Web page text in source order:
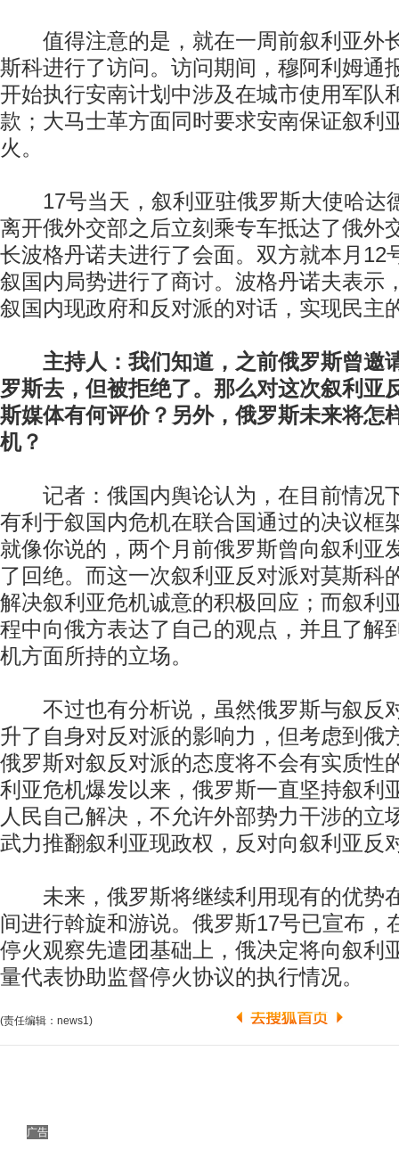
值得注意的是，就在一周前叙利亚外
斯科进行了访问。访问期间，穆阿利姆通
开始执行安南计划中涉及在城市使用军队
款；大马士革方面同时要求安南保证叙利
火。
17号当天，叙利亚驻俄罗斯大使哈达
离开俄外交部之后立刻乘专车抵达了俄外
长波格丹诺夫进行了会面。双方就本月12
叙国内局势进行了商讨。波格丹诺夫表示
叙国内现政府和反对派的对话，实现民主
主持人：我们知道，之前俄罗斯曾邀
罗斯去，但被拒绝了。那么对这次叙利亚
斯媒体有何评价？另外，俄罗斯未来将怎
机？
记者：俄国内舆论认为，在目前情况
有利于叙国内危机在联合国通过的决议框
就像你说的，两个月前俄罗斯曾向叙利亚
了回绝。而这一次叙利亚反对派对莫斯科
解决叙利亚危机诚意的积极回应；而叙利
程中向俄方表达了自己的观点，并且了解
机方面所持的立场。
不过也有分析说，虽然俄罗斯与叙反
升了自身对反对派的影响力，但考虑到俄
俄罗斯对叙反对派的态度将不会有实质性
利亚危机爆发以来，俄罗斯一直坚持叙利
人民自己解决，不允许外部势力干涉的立
武力推翻叙利亚现政权，反对向叙利亚反
未来，俄罗斯将继续利用现有的优势
间进行斡旋和游说。俄罗斯17号已宣布，
停火观察先遣团基础上，俄决定将向叙利
量代表协助监督停火协议的执行情况。
(责任编辑：news1)
广告